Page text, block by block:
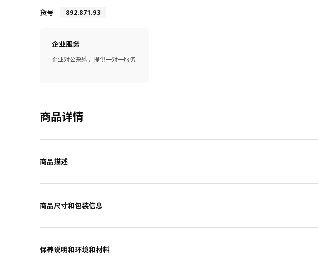
货号
892.871.93
企业服务
企业对公采购，提供一对一服务
商品详情
商品描述
商品尺寸和包装信息
保养说明和环境和材料